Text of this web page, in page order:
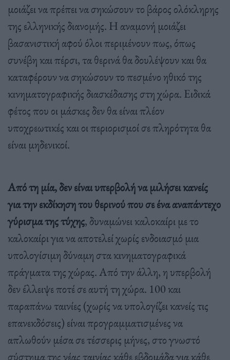
μοιάζει να πρέπει να σηκώσουν το βάρος ολόκληρης
της ελληνικής διανομής. Η αναμονή μοιάζει
βασανιστική αφού όλοι περιμένουν πως, όπως
συνέβη και πέρσι, τα θερινά θα δουλέψουν και θα
καταφέρουν να σηκώσουν το πεσμένο ηθικό της
κινηματογραφικής διασκέδασης στη χώρα. Ειδικά
φέτος που οι μάσκες δεν θα είναι πλέον
υποχρεωτικές και οι περιορισμοί σε πληρότητα θα
είναι μηδενικοί.
Από τη μία, δεν είναι υπερβολή να μιλήσει κανείς
για την εκδίκηση του θερινού που σε ένα αναπάντεχο
γύρισμα της τύχης, δυναμώνει καλοκαίρι με το
καλοκαίρι για να αποτελεί χωρίς ενδοιασμό μια
υπολογίσιμη δύναμη στα κινηματογραφικά
πράγματα της χώρας. Από την άλλη, η υπερβολή
δεν έλλειψε ποτέ σε αυτή τη χώρα. 100 και
παραπάνω ταινίες (χωρίς να υπολογίζει κανείς τις
επανεκδόσεις) είναι προγραμματισμένες να
απλωθούν μέσα σε τέσσερις μήνες, στο γνωστό
σύστημα της νέας ταινίας κάθε εβδομάδα για κάθε